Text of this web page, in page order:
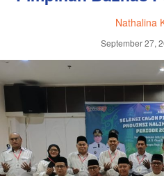
Nathalina
September 27,